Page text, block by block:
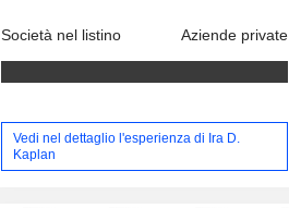
Società nel listino Aziende private
Vedi nel dettaglio l'esperienza di Ira D.
Kaplan